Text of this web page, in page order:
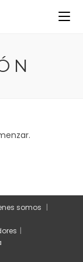
somos